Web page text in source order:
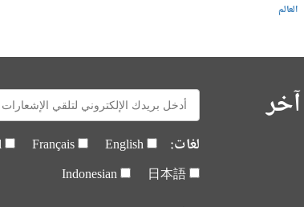
العالم
E-
mail:
لغات: English
Français
日本語
Indonesian